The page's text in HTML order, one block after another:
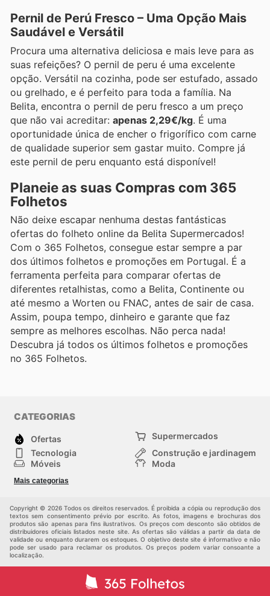
Pernil de Perú Fresco – Uma Opção Mais
Saudável e Versátil
Procura uma alternativa deliciosa e mais leve para as
suas refeições? O pernil de peru é uma excelente
opção. Versátil na cozinha, pode ser estufado, assado
ou grelhado, e é perfeito para toda a família. Na
Belita, encontra o pernil de peru fresco a um preço
que não vai acreditar: apenas 2,29€/kg. É uma
oportunidade única de encher o frigorífico com carne
de qualidade superior sem gastar muito. Compre já
este pernil de peru enquanto está disponível!
Planeie as suas Compras com 365
Folhetos
Não deixe escapar nenhuma destas fantásticas
ofertas do folheto online da Belita Supermercados!
Com o 365 Folhetos, consegue estar sempre a par
dos últimos folhetos e promoções em Portugal. É a
ferramenta perfeita para comparar ofertas de
diferentes retalhistas, como a Belita, Continente ou
até mesmo a Worten ou FNAC, antes de sair de casa.
Assim, poupa tempo, dinheiro e garante que faz
sempre as melhores escolhas. Não perca nada!
Descubra já todos os últimos folhetos e promoções
no 365 Folhetos.
CATEGORIAS
Ofertas
Supermercados
Tecnologia
Construção e jardinagem
Móveis
Moda
Crianças
Mais categorias
Copyright © 2026 Todos os direitos reservados. É proibida a cópia ou reprodução dos
textos sem consentimento prévio por escrito. As fotos, imagens e brochuras dos
produtos são apenas para fins ilustrativos. Os preços com desconto são obtidos de
distribuidores oficiais listados neste site. As ofertas são válidas a partir da data de
validade ou enquanto durarem os estoques. O objetivo deste site é informativo e não
pode ser usado para reclamar os produtos. Os preços podem variar consoante a
localização.